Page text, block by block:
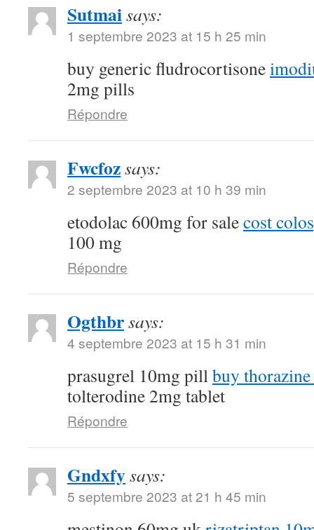
Sutmaisays:
1 septembre 2023 at 15 h 25 min
buy generic fludrocortisone
2mg pills
Répondre
Fwcfozsays:
2 septembre 2023 at 10 h 39 min
etodolac 600mg for salecost
100 mg
Répondre
Ogthbrsays:
4 septembre 2023 at 15 h 31 min
prasugrel 10mg pillbuy
tolterodine 2mg tablet
Répondre
Gndxfysays:
5 septembre 2023 at 21 h 45 min